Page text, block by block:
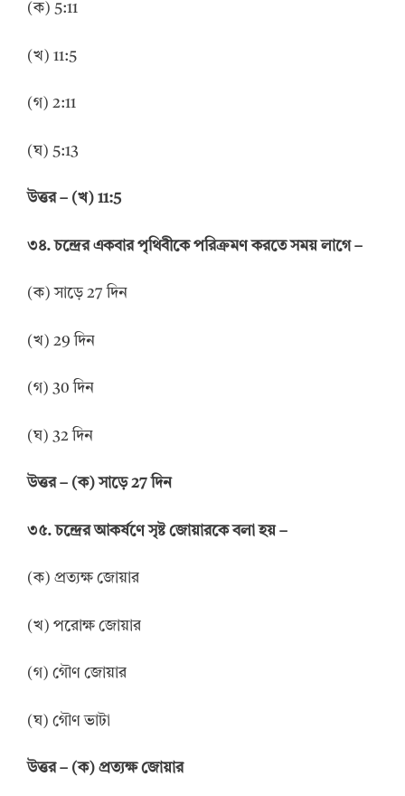
(ক) 5:11
(খ) 11:5
(গ) 2:11
(ঘ) 5:13
উত্তর– (খ) 11:5
৩৪. চন্দ্রের একবার পৃথিবীকে পরিক্রমণ করতে সময় লাগে –
(ক) সাড়ে 27 দিন
(খ) 29 দিন
(গ) 30 দিন
(ঘ) 32 দিন
উত্তর– (ক) সাড়ে 27 দিন
৩৫. চন্দ্রের আকর্ষণে সৃষ্ট জোয়ারকে বলা হয় –
(ক) প্রত্যক্ষ জোয়ার
(খ) পরোক্ষ জোয়ার
(গ) গৌণ জোয়ার
(ঘ) গৌণ ভাটা
উত্তর– (ক) প্রত্যক্ষ জোয়ার